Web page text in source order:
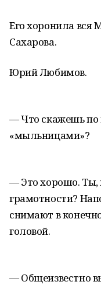
Его хоронила вся
Сахарова.
Юрий Любимов.
— Что скажешь по
«мыльницами»?
— Это хорошо. Ты,
грамотности?
снимают в
головой.
— Общеизвестно